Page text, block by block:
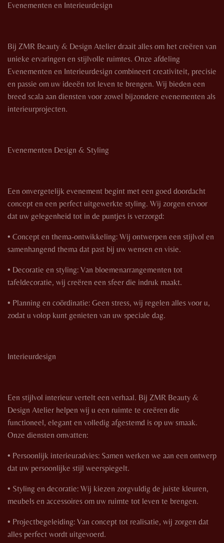
Evenementen en Interieurdesign
Bij ZMR Beauty & Design Atelier draait alles om het creëren van
unieke ervaringen en stijlvolle ruimtes. Onze afdeling
Evenementen en Interieurdesign combineert creativiteit, precisie
en passie om uw ideeën tot leven te brengen. Wij bieden een
breed scala aan diensten voor zowel bijzondere evenementen als
interieurprojecten.
Evenementen Design & Styling
Een onvergetelijk evenement begint met een goed doordacht
concept en een perfect uitgewerkte styling. Wij zorgen ervoor
dat uw gelegenheid tot in de puntjes is verzorgd:
• Concept en thema-ontwikkeling: Wij ontwerpen een stijlvol en
samenhangend thema dat past bij uw wensen en visie.
• Decoratie en styling: Van bloemenarrangementen tot
tafeldecoratie, wij creëren een sfeer die indruk maakt.
• Planning en coördinatie: Geen stress, wij regelen alles voor u,
zodat u volop kunt genieten van uw speciale dag.
Interieurdesign
Een stijlvol interieur vertelt een verhaal. Bij ZMR Beauty &
Design Atelier helpen wij u een ruimte te creëren die
functioneel, elegant en volledig afgestemd is op uw smaak.
Onze diensten omvatten:
• Persoonlijk interieuradvies: Samen werken we aan een ontwerp
dat uw persoonlijke stijl weerspiegelt.
• Styling en decoratie: Wij kiezen zorgvuldig de juiste kleuren,
meubels en accessoires om uw ruimte tot leven te brengen.
• Projectbegeleiding: Van concept tot realisatie, wij zorgen dat
alles perfect wordt uitgevoerd.